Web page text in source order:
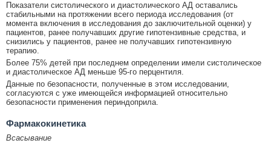
Показатели систолического и диастолического АД оставались
стабильными на протяжении всего периода исследования (от
момента включения в исследования до заключительной оценки) у
пациентов, ранее получавших другие гипотензивные средства, и
снизились у пациентов, ранее не получавших гипотензивную
терапию.
Более 75% детей при последнем определении имели систолическое
и диастолическое АД меньше 95-го перцентиля.
Данные по безопасности, полученные в этом исследовании,
согласуются с уже имеющейся информацией относительно
безопасности применения периндоприла.
Фармакокинетика
Всасывание